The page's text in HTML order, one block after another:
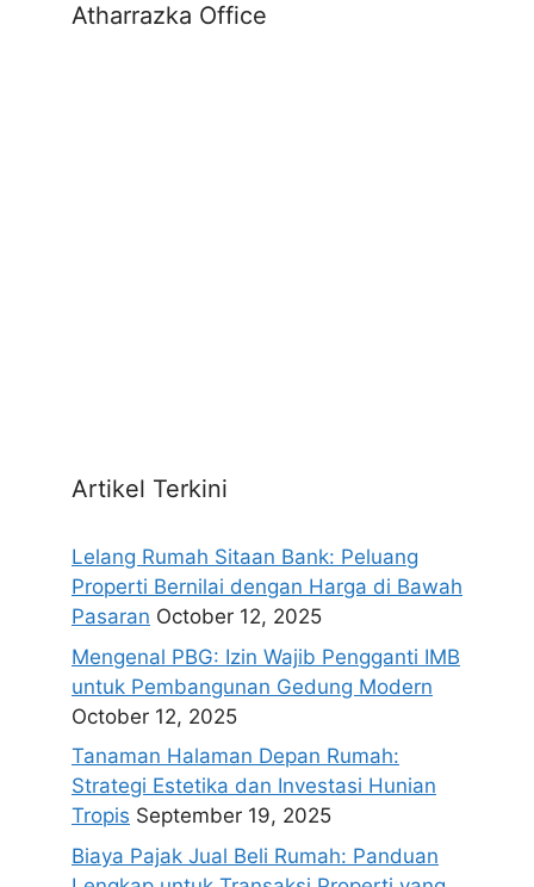
Atharrazka Office
Artikel Terkini
Lelang Rumah Sitaan Bank: Peluang
Properti Bernilai dengan Harga di Bawah
Pasaran October 12, 2025
Mengenal PBG: Izin Wajib Pengganti IMB
untuk Pembangunan Gedung Modern
October 12, 2025
Tanaman Halaman Depan Rumah:
Strategi Estetika dan Investasi Hunian
Tropis September 19, 2025
Biaya Pajak Jual Beli Rumah: Panduan